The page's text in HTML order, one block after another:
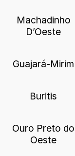
Machadinho
D’Oeste
Guajará-Mirim
Buritis
Ouro Preto do
Oeste